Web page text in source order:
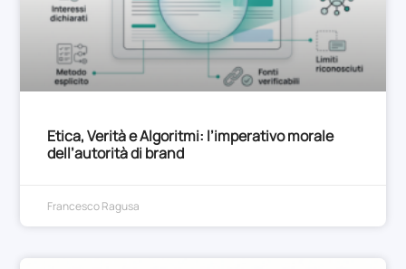
Etica, Verità e Algoritmi: l’imperativo morale
dell’autorità di brand
Francesco Ragusa